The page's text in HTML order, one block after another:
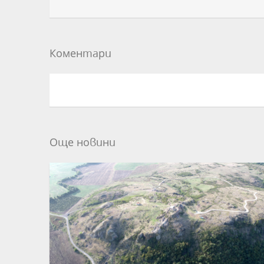
Коментари
Още новини